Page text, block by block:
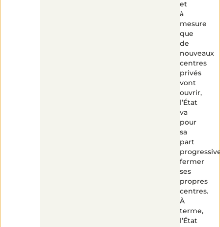
et
à
mesure
que
de
nouveaux
centres
privés
vont
ouvrir,
l’État
va
pour
sa
part
fermer
ses
propres
centres.
À
terme,
l’État